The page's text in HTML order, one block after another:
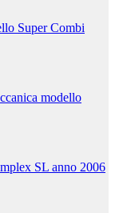
Super Combi
modello
SL anno 2006